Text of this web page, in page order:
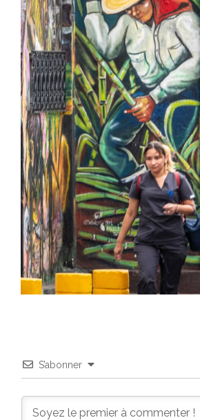
S’abonner